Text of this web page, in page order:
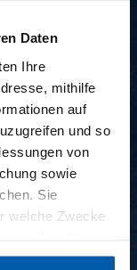
Daten
Ihre
mithilfe
auf
und so
von
sowie
Sie
welche Zwecke
das Privacy
- STÜBI
2026